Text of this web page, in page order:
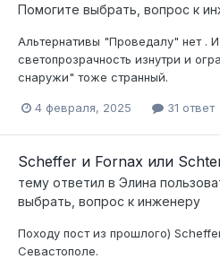
Помогите выбрать, вопрос к
Альтернативы "Проведалу" нет .
светопрозрачность изнутри и
снаружи" тоже странный.
4 февраля, 2025 31 ответ
Scheffer и Fornax или
тему ответил в Элина
выбрать, вопрос к инженеру
Походу пост из прошлого)
Севастополе.